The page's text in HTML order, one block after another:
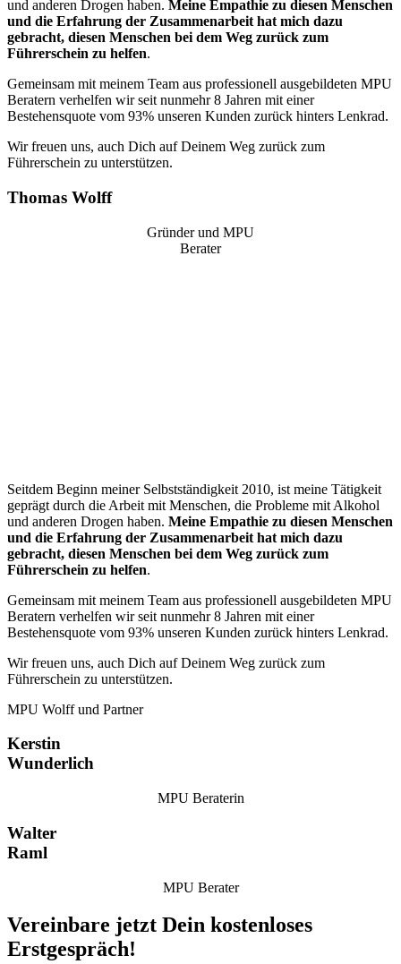
und anderen Drogen haben. Meine Empathie zu diesen Menschen
und die Erfahrung der Zusammenarbeit hat mich dazu
gebracht, diesen Menschen bei dem Weg zurück zum
Führerschein zu helfen.
Gemeinsam mit meinem Team aus professionell ausgebildeten MPU
Beratern verhelfen wir seit nunmehr 8 Jahren mit einer
Bestehensquote vom 93% unseren Kunden zurück hinters Lenkrad.
Wir freuen uns, auch Dich auf Deinem Weg zurück zum
Führerschein zu unterstützen.
Thomas Wolff
Gründer und MPU
Berater
Seitdem Beginn meiner Selbstständigkeit 2010, ist meine Tätigkeit
geprägt durch die Arbeit mit Menschen, die Probleme mit Alkohol
und anderen Drogen haben. Meine Empathie zu diesen Menschen
und die Erfahrung der Zusammenarbeit hat mich dazu
gebracht, diesen Menschen bei dem Weg zurück zum
Führerschein zu helfen.
Gemeinsam mit meinem Team aus professionell ausgebildeten MPU
Beratern verhelfen wir seit nunmehr 8 Jahren mit einer
Bestehensquote vom 93% unseren Kunden zurück hinters Lenkrad.
Wir freuen uns, auch Dich auf Deinem Weg zurück zum
Führerschein zu unterstützen.
MPU Wolff und Partner
Kerstin
Wunderlich
MPU Beraterin
Walter
Raml
MPU Berater
Vereinbare jetzt Dein kostenloses
Erstgespräch!